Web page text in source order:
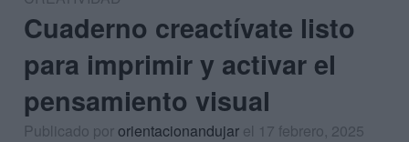
Cuaderno creactívate listo
para imprimir y activar el
pensamiento visual
Publicado pororientacionandujar el 17 febrero, 2025